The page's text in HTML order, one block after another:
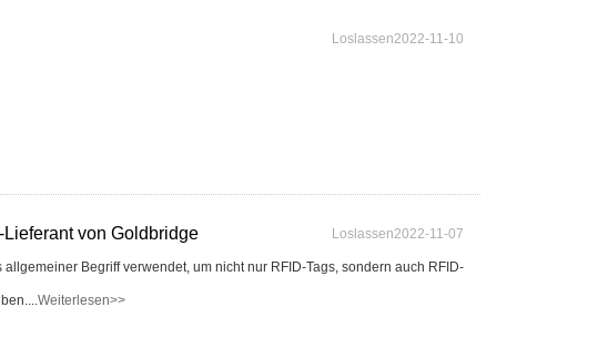
Loslassen2022-11-10
von Goldbridge Loslassen2022-11-07
allgemeiner Begriff verwendet, um nicht nur RFID-Tags, sondern auch RFID-
Weiterlesen>>